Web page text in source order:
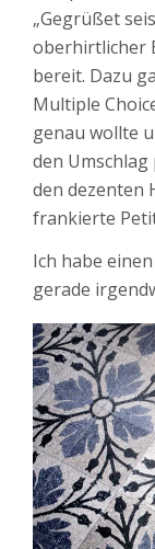
„Gegrüßet
oberhirtlicher
bereit. Dazu
Multiple
genau wollte
den
den dezenten
frankierte
Ich habe
gerade